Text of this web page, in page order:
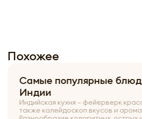
Похожее
Самые популярные
Индии
Индийская кухня – фейерверк
также калейдоскоп вкусов и